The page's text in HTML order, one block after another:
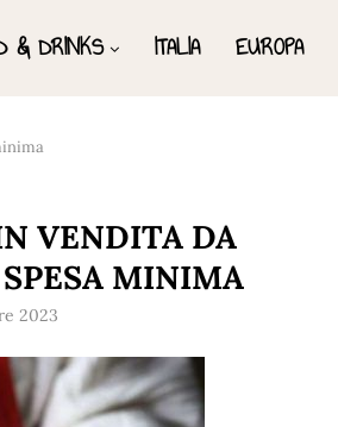
& DRINKS ITALIA EUROPA
VENDITA DA
MINIMA
2023